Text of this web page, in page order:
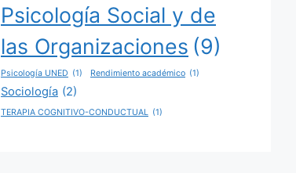
Psicología Social y de
las Organizaciones (9)
Psicología UNED (1) Rendimiento académico (1)
Sociología (2)
TERAPIA COGNITIVO-CONDUCTUAL (1)